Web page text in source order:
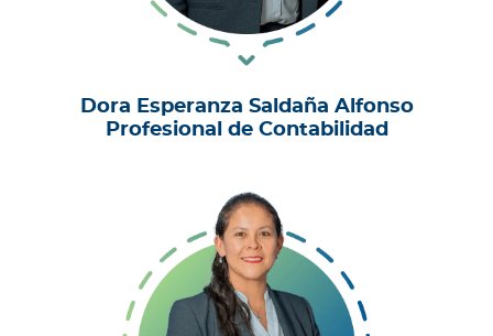
Dora Esperanza Saldaña Alfonso
Profesional de Contabilidad